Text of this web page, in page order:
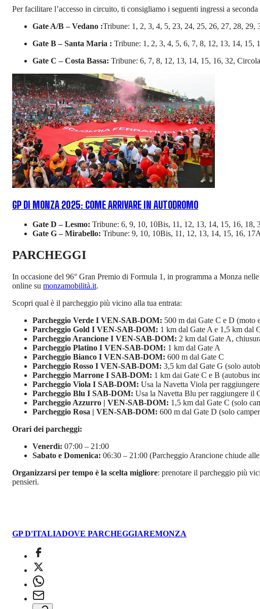
Per facilitare l’accesso in circuito, ti consigliamo i seguenti ingressi a
Gate A/B – Vedano :Tribune: 1, 2, 3, 4, 5, 23, 24, 25, 26, 27, 28, 29,
Gate B – Santa Maria : Tribune: 1, 2, 3, 4, 5, 6, 7, 8, 12, 13, 14, 15,
Gate C – Costa Bassa: Tribune: 6, 7, 8, 12, 13, 14, 15, 16, 32,
GP DI MONZA 2025: COME ARRIVARE IN AUTODROMO
Gate D – Lesmo: Tribune: 6, 9, 10, 10Bis, 11, 12, 13, 14, 15, 16, 18,
Gate G – Mirabello: Tribune: 9, 10, 10Bis, 11, 12, 13, 14, 15, 16,
PARCHEGGI
In occasione del 96° Gran Premio di Formula 1, in programma a Monza
online su monzamobilità.it.
Scopri qual è il parcheggio più vicino alla tua entrata:
Parcheggio Verde I VEN-SAB-DOM: 500 m dai Gate C e D (moto
Parcheggio Gold I VEN-SAB-DOM: 1 km dal Gate A e 1,5 km dal
Parcheggio Arancione I VEN-SAB-DOM: 2 km dal Gate A,
Parcheggio Platino I VEN-SAB-DOM: 1 km dal Gate A
Parcheggio Bianco I VEN-SAB-DOM: 600 m dal Gate C
Parcheggio Rosso I VEN-SAB-DOM: 3,5 km dal Gate G (solo
Parcheggio Marrone I SAB-DOM: 1 km dai Gate C e B (autobus
Parcheggio Viola I SAB-DOM: Usa la Navetta Viola per
Parcheggio Blu I SAB-DOM: Usa la Navetta Blu per raggiungere il
Parcheggio Azzurro | VEN-SAB-DOM: 1,5 km dal Gate C (solo
Parcheggio Rosa | VEN-SAB-DOM: 600 m dal Gate D (solo
Orari dei parcheggi:
Venerdì: 07:00 – 21:00
Sabato e Domenica: 06:30 – 21:00 (Parcheggio Arancione chiude
Organizzarsi per tempo è la scelta migliore: prenotare il parcheggio più
pensieri.
GP D'ITALIADOVE PARCHEGGIAREMONZA